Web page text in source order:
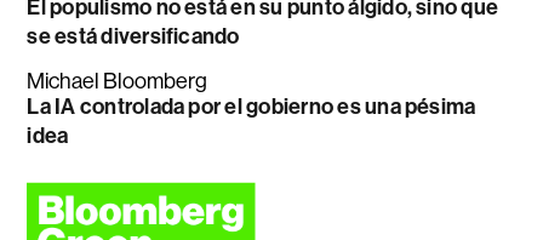
El populismo no está en su punto álgido, sino que
se está diversificando
Michael Bloomberg
La IA controlada por el gobierno es una pésima
idea